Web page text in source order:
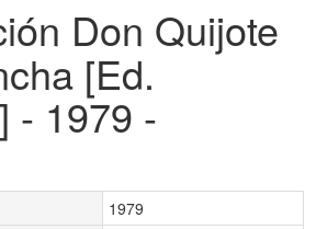
Don Quijote
[Ed.
- 1979 -
1979